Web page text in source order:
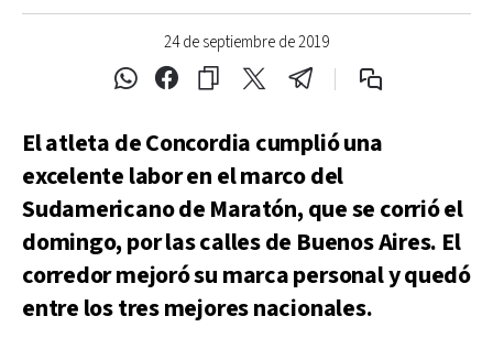
24 de septiembre de 2019
El atleta de Concordia cumplió una
excelente labor en el marco del
Sudamericano de Maratón, que se corrió el
domingo, por las calles de Buenos Aires. El
corredor mejoró su marca personal y quedó
entre los tres mejores nacionales.